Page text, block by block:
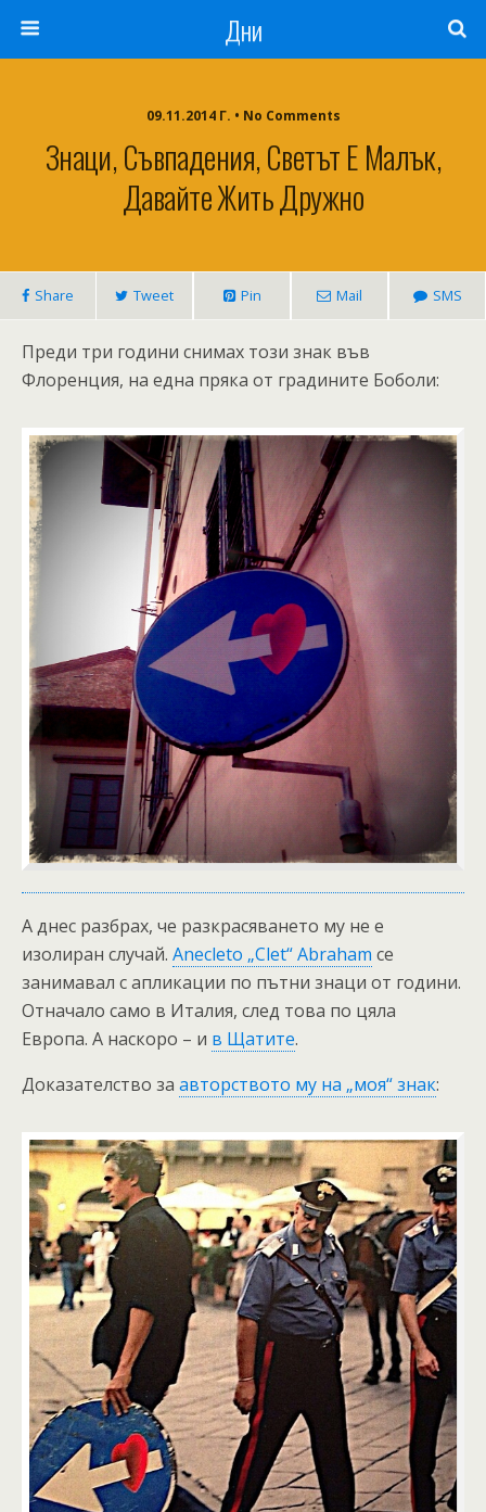
Дни
09.11.2014 Г. • No Comments
Знаци, Съвпадения, Светът Е Малък,
Давайте Жить Дружно
Share Tweet Pin Mail SMS
Преди три години снимах този знак във
Флоренция, на една пряка от градините Боболи:
А днес разбрах, че разкрасяването му не е
изолиран случай. Anecleto „Clet“ Abraham се
занимавал с апликации по пътни знаци от години.
Отначало само в Италия, след това по цяла
Европа. А наскоро – и в Щатите.
Доказателство за авторството му на „моя“ знак: